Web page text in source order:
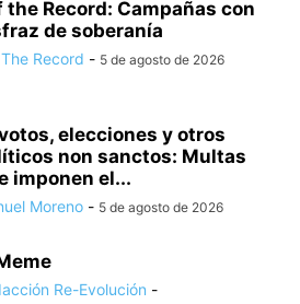
the Record: Campañas con
de soberanía
Record - 5 de agosto de 2026
elecciones y otros
non sanctos: Multas
imponen el...
Moreno - 5 de agosto de 2026
Re-Evolución -